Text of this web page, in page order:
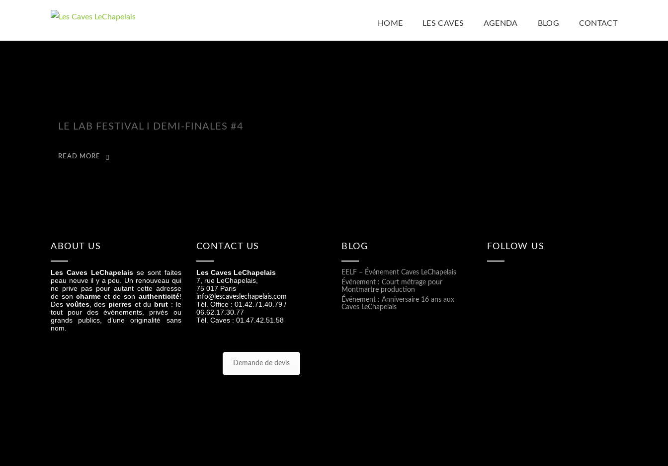
HOME LES CAVES AGENDA BLOG CONTACT
LE LAB FESTIVAL I DEMI-FINALES #4
READ MORE
ABOUT US
Les Caves LeChapelais se sont faites
peau neuve il y a peu. Un renouveau qui
ne prive pas pour autant cette adresse
de son charme et de son authenticité!
Des voûtes, des pierres et du brut : le
tout pour des événements, privés ou
grands publics, d’une originalité sans
nom.
CONTACT US
Les Caves LeChapelais
7, rue LeChapelais,
75 017 Paris
info@lescaveslechapelais.com
Tél. Office : 01.42.71.40.79 /
06.62.17.30.77
Tél. Caves : 01.47.42.51.58
Demande de devis
BLOG
EELF – Événement Caves LeChapelais
Événement : Court métrage pour
Montmartre production
Événement : Anniversaire 16 ans aux
Caves LeChapelais
FOLLOW US